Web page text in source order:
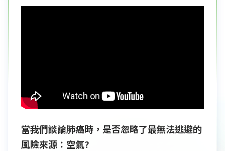
當我們談論肺癌時，是否忽略了最無法逃避的
風險來源：空氣?